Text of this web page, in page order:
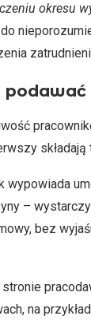
okresu
podawać
składają
wypowiada
–
bez
stronie
na